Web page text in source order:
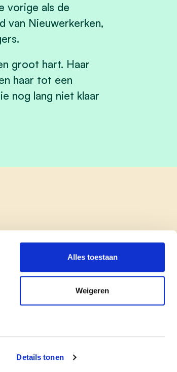
Details tonen
Alles toestaan
Weigeren
vorige als de
van Nieuwerkerken,
groot hart. Haar
haar tot een
nog lang niet klaar